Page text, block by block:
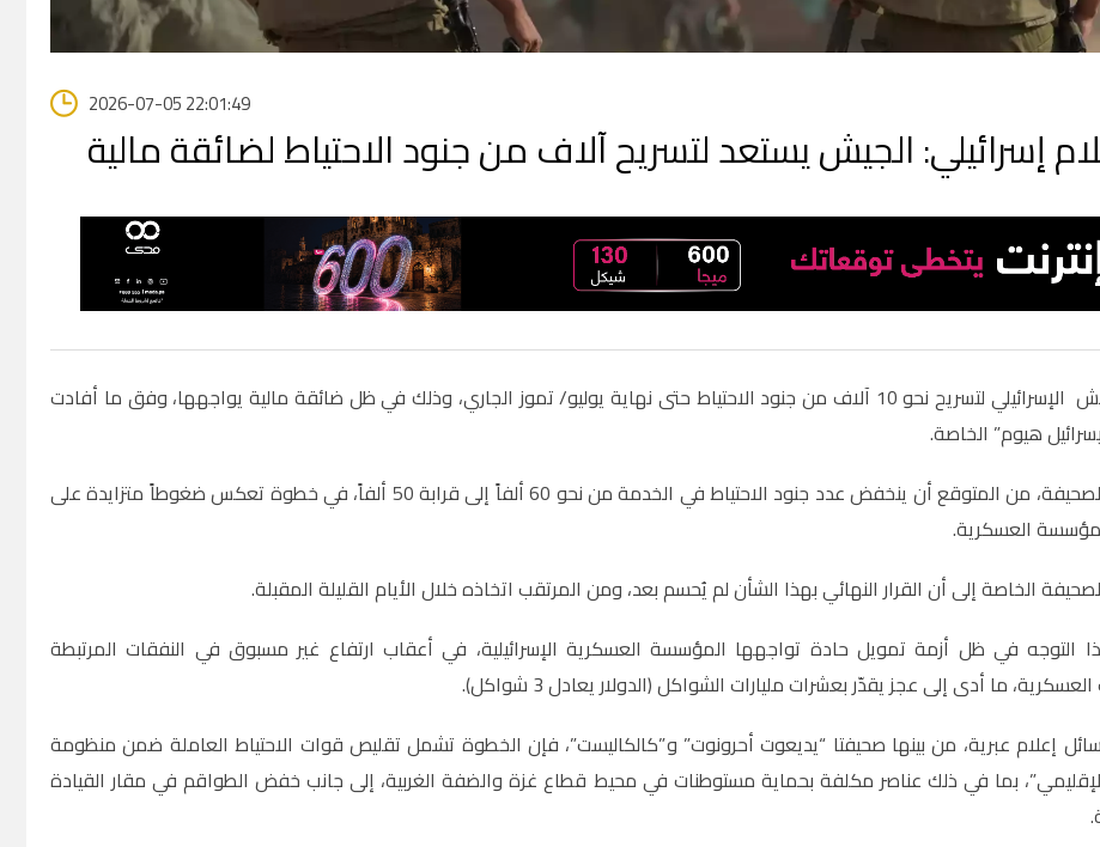
2026-07-05 22:01:49
إسرائيلي: الجيش يستعد لتسريح آلاف من جنود الاحتياط لضائقة مالية
يستعد جيش الإسرائيلي لتسريح نحو 10 آلاف من جنود الاحتياط حتى نهاية يوليو/ تموز الجاري، وذلك في ظل ضائقة مالية يواجهها، وفق ما أفادت
هيوم” الخاصة.
وبحسب الصحيفة، من المتوقع أن ينخفض عدد جنود الاحتياط في الخدمة من نحو 60 ألفاً إلى قرابة 50 ألفاً، في خطوة تعكس ضغوطاً متزايدة على
العسكرية.
الخاصة إلى أن القرار النهائي بهذا الشأن لم يُحسم بعد، ومن المرتقب اتخاذه خلال الأيام القليلة المقبلة.
التوجه في ظل أزمة تمويل حادة تواجهها المؤسسة العسكرية الإسرائيلية، في أعقاب ارتفاع غير مسبوق في النفقات المرتبطة
ما أدى إلى عجز يقدّر بعشرات مليارات الشواكل (الدولار يعادل 3 شواكل).
إعلام عبرية، من بينها صحيفتا “يديعوت أحرونوت” و”كالكاليست”، فإن الخطوة تشمل تقليص قوات الاحتياط العاملة ضمن منظومة
بما في ذلك عناصر مكلفة بحماية مستوطنات في محيط قطاع غزة والضفة الغربية، إلى جانب خفض الطواقم في مقار القيادة